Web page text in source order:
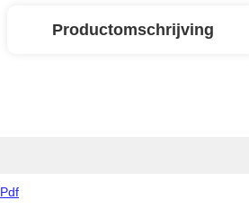
Productomschrijving